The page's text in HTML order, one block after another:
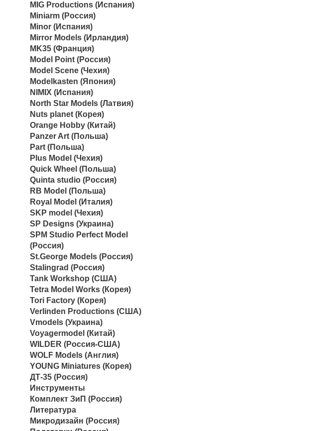
MIG Productions (Испания)
Miniarm (Россия)
Minor (Испания)
Mirror Models (Ирландия)
MK35 (Франция)
Model Point (Россия)
Model Scene (Чехия)
Modelkasten (Япония)
NIMIX (Испания)
North Star Models (Латвия)
Nuts planet (Корея)
Orange Hobby (Китай)
Panzer Art (Польша)
Part (Польша)
Plus Model (Чехия)
Quick Wheel (Польша)
Quinta studio (Россия)
RB Model (Польша)
Royal Model (Италия)
SKP model (Чехия)
SP Designs (Украина)
SPM Studio Perfect Model
(Россия)
St.George Models (Россия)
Stalingrad (Россия)
Tank Workshop (США)
Tetra Model Works (Корея)
Tori Factory (Корея)
Verlinden Productions (США)
Vmodels (Украина)
Voyagermodel (Китай)
WILDER (Россия-США)
WOLF Models (Англия)
YOUNG Miniatures (Корея)
ДТ-35 (Россия)
Инструменты
Комплект ЗиП (Россия)
Литература
Микродизайн (Россия)